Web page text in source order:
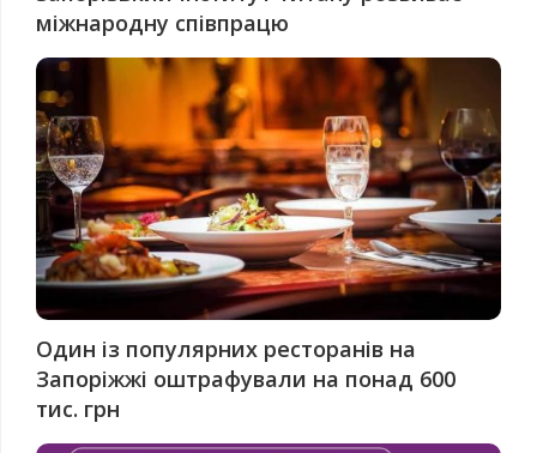
міжнародну співпрацю
Один із популярних ресторанів на
Запоріжжі оштрафували на понад 600
тис. грн